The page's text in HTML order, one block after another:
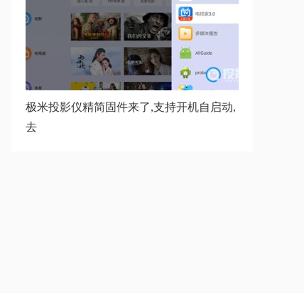
极米投影仪精简固件来了,支持开机自启动,
去